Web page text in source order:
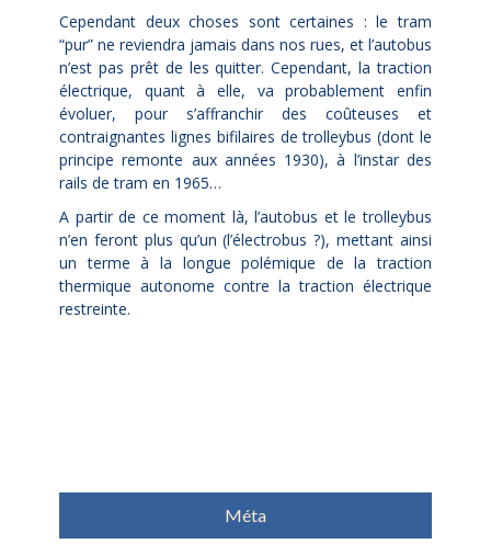
Cependant deux choses sont certaines : le tram
“pur” ne reviendra jamais dans nos rues, et l’autobus
n’est pas prêt de les quitter. Cependant, la traction
électrique, quant à elle, va probablement enfin
évoluer, pour s’affranchir des coûteuses et
contraignantes lignes bifilaires de trolleybus (dont le
principe remonte aux années 1930), à l’instar des
rails de tram en 1965…
A partir de ce moment là, l’autobus et le trolleybus
n’en feront plus qu’un (l’électrobus ?), mettant ainsi
un terme à la longue polémique de la traction
thermique autonome contre la traction électrique
restreinte.
Méta